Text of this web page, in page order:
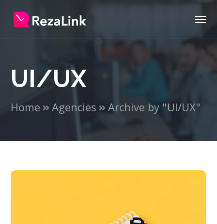
UI/UX
Home Agencies Archive by "UI/UX"